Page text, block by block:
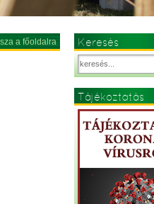
a főoldalra Keresés
Tájékoztatás